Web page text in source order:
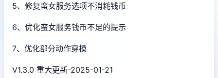
5、修复蛮女服务选项不消耗钱币
6、优化蛮女服务钱币不足的提示
7、优化部分动作穿模
V1.3.0 重大更新-2025-01-21